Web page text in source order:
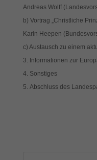
Andreas Wolff
b) Vortrag „Christliche
Karin Heepen
c) Austausch zu einem
Informationen zur
Sonstiges
Abschluss des